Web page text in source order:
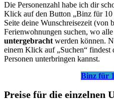
Die Personenzahl habe ich dir
Klick auf den Button „Binz für 10
Seite deine Wunschreisezeit (von
Ferienwohnungen suchen, wo alle
untergebracht werden können.
einem Klick auf „Suchen“
Personen unterbringen kannst.
Binz für
Preise für die einzelnen